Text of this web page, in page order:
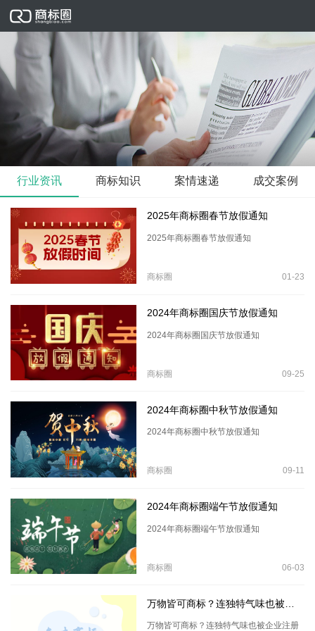
行业资讯 商标知识 案情速递 成交案例
2025年商标圈春节放假通知
2025年商标圈春节放假通知
商标圈 01-23
2024年商标圈国庆节放假通知
2024年商标圈国庆节放假通知
商标圈 09-25
2024年商标圈中秋节放假通知
2024年商标圈中秋节放假通知
商标圈 09-11
2024年商标圈端午节放假通知
2024年商标圈端午节放假通知
商标圈 06-03
万物皆可商标？连独特气味也被企业注册